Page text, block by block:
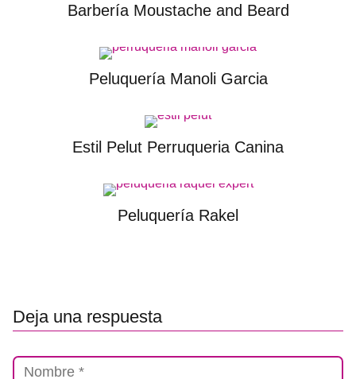
Barbería Moustache and Beard
Peluquería Manoli Garcia
Estil Pelut Perruqueria Canina
Peluquería Rakel
Deja una respuesta